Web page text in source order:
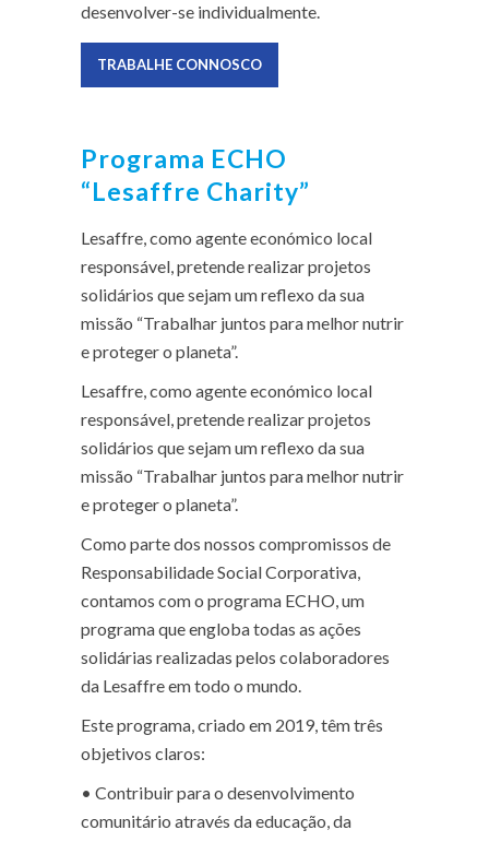
desenvolver-se individualmente.
TRABALHE CONNOSCO
Programa ECHO
“Lesaffre Charity”
Lesaffre, como agente económico local
responsável, pretende realizar projetos
solidários que sejam um reflexo da sua
missão “Trabalhar juntos para melhor nutrir
e proteger o planeta”.
Lesaffre, como agente económico local
responsável, pretende realizar projetos
solidários que sejam um reflexo da sua
missão “Trabalhar juntos para melhor nutrir
e proteger o planeta”.
​​​​Como parte dos nossos compromissos de
Responsabilidade Social Corporativa,
contamos com o programa ECHO, um
programa que engloba todas as ações
solidárias realizadas pelos colaboradores
da Lesaffre em todo o mundo.
Este programa, criado em 2019, têm três
objetivos claros:
• Contribuir para o desenvolvimento
comunitário através da educação, da